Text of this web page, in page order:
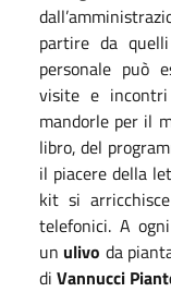
partire da
personale può
visite e
mandorle per il
libro, del
il piacere della
kit si
telefonici. A
un ulivo da
di Vannucci